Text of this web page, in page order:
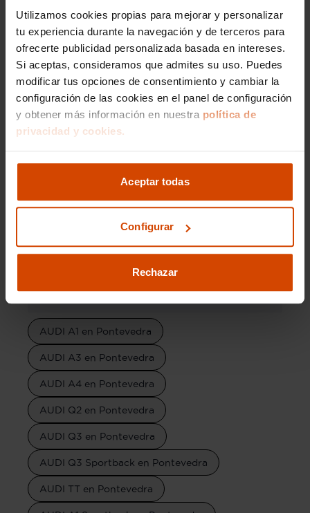
Utilizamos cookies propias para mejorar y personalizar
tu experiencia durante la navegación y de terceros para
ofrecerte publicidad personalizada basada en intereses.
Si aceptas, consideramos que admites su uso. Puedes
modificar tus opciones de consentimiento y cambiar la
configuración de las cookies en el panel de configuración
y obtener más información en nuestra política de
privacidad y cookies.
Aceptar todas
Configurar
Rechazar
Visítanos en Pontevedra y descubre por qué
Flexicar es la opción preferida para financiar tu
próximo Audi A4 S Line. Conoce nuestras
opciones, recibe el mejor asesoramiento y
conduce el coche de tus sueños con toda
confianza.
Versiones del modelo
AUDI A1 en Pontevedra
AUDI A3 en Pontevedra
AUDI A4 en Pontevedra
AUDI Q2 en Pontevedra
AUDI Q3 en Pontevedra
AUDI Q3 Sportback en Pontevedra
AUDI TT en Pontevedra